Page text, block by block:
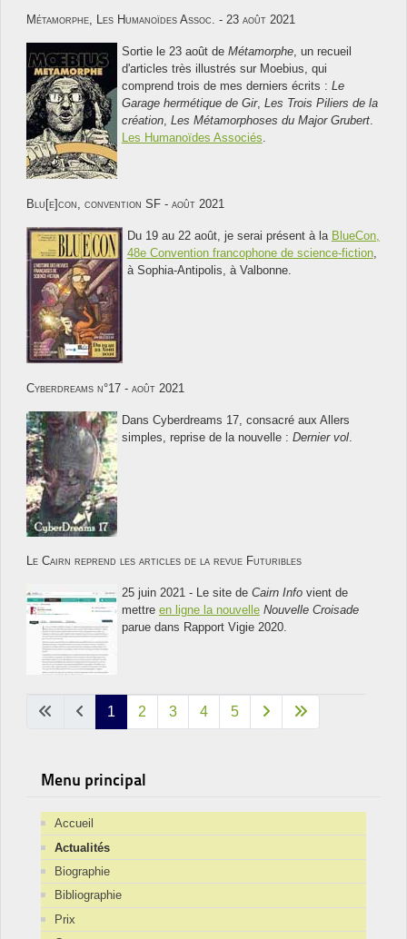
Menu principal
Accueil
Actualités
Biographie
Bibliographie
Prix
Métamorphe, Les Humanoïdes Assoc. - 23 août 2021
Sortie le 23 août de Métamorphe, un recueil
d'articles très illustrés sur Moebius, qui
comprend trois de mes derniers écrits : Le
Garage hermétique de Gir, Les Trois Piliers de la
création, Les Métamorphoses du Major Grubert.
Les Humanoïdes Associés
Blu[e]con, convention SF - août 2021
Du 19 au 22 août, je serai présent à la BlueCon,
48e Convention francophone de science-fiction,
à Sophia-Antipolis, à Valbonne.
Cyberdreams n°17 - août 2021
Dans Cyberdreams 17, consacré aux Allers
simples, reprise de la nouvelle : Dernier vol.
Le Cairn reprend les articles de la revue Futuribles
25 juin 2021 - Le site de Cairn Infovient de
mettre en ligne la nouvelle Nouvelle Croisade
parue dans Rapport Vigie 2020.
1 2 3 4 5